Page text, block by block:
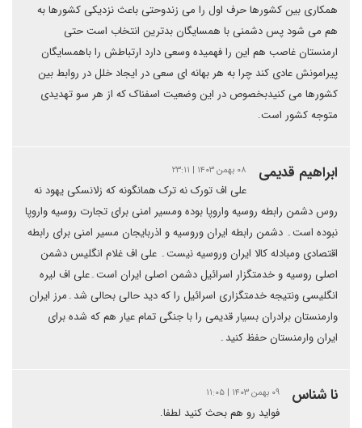
همکاری بین کشورها حرف اول را می زندوحتی باعث نزدیکی کشورها به
هم می شود پس دشمنی با همسایگان بدترین انتخاب است حتی
ارمنستان غاصب هم این را فهمیده وسعی دارد ارتباطش را باهمسایگان
پیرامونش عادی کند چرا به هر بهانه ای سعی در ایجاد خلل در روابط بین
کشورها می کنیدبخصوص در این وضعیت اسفناک که از هر سو تهدیدی
متوجه کشور است.
ابراهیم قدیمی ۰۸ بهمن ۱۴۰۳ | ۲۳:۱۱
علی اف تورک نه ترک همانگونه که زلانسکی یهود نه
روس دشمن رابطه روسیه واروپا بوده ومسیر امنی برای تجارت روسیه واروپا
نبوده است۔ دشمن رابطه ایران وروسیه و اذربایجان مسیر امنی برای رابطه
اقتصادی ومبادله کالا ایران وروسیه نیست۔ علی اف غلام انگلیس دشمن
اصلی روسیه و خدمتگزار اسرائیل دشمن اصلی ایران است۔علی اف لیره
انگلیسی ونتیجه خدمتگزاری اسرائیل را که دید حالی بحالی شد۔مرز ایران
وارمنستان برادران بسیار قدیمی را با جنگی تمام عیار هم که شده برای
ایران وارمنستان حفظ کنید۔
نا شناس ۰۹ بهمن ۱۴۰۳ | ۱۱:۰۵
فواید رو هم بحث کنید لطفا.